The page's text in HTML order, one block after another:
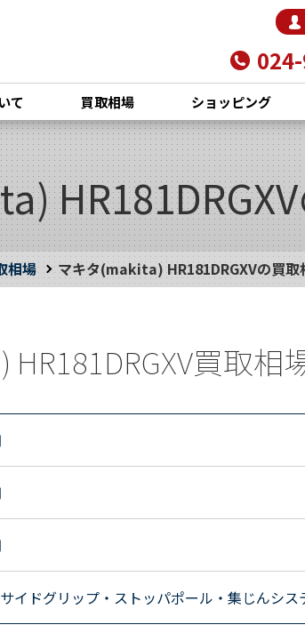
て 買取相場 ショッピング
相場 マキタ(makita) HR181DRGXVの買取
買取相
イドグリップ・ストッパポール・集じんシス